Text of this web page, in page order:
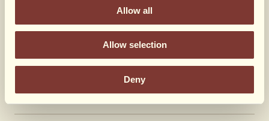
Allow all
Allow selection
Deny
3 dlVaniljecreme